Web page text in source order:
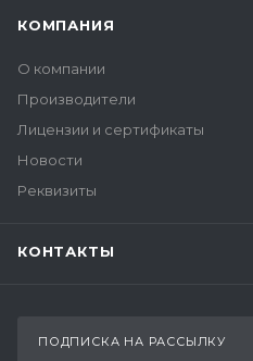
КОМПАНИЯ
О компании
Производители
Лицензии и сертификаты
Новости
Реквизиты
КОНТАКТЫ
ПОДПИСКА НА РАССЫЛКУ